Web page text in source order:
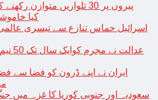
پیروں پر 30 تلواریں متوازن رکھنے کا عالمی ریکارڈ قائم
کیا
اسرائیل حماس تنازع سے تیسری
ایران نے اپنے ڈرون کو فضا سے
سعودیہ اور جنوبی کوریا کا غزہ میں